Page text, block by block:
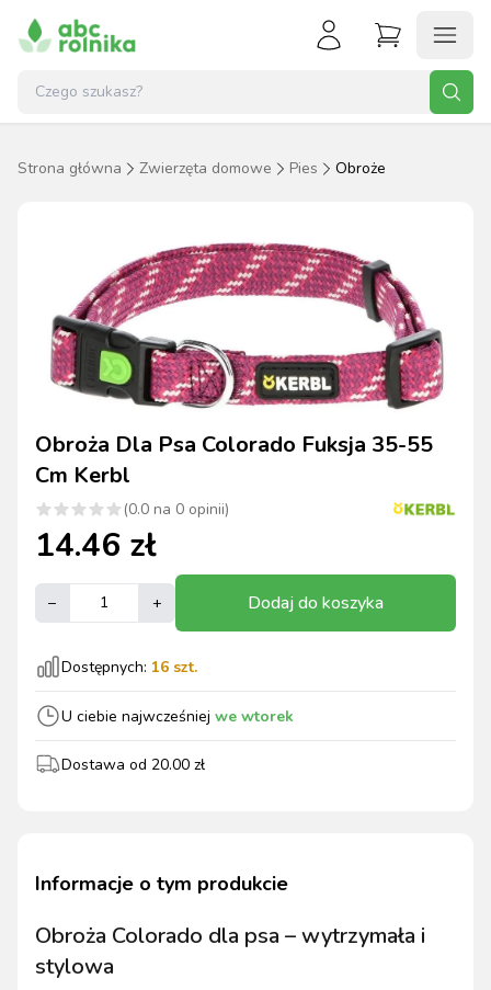
Strona główna Zwierzęta domowe Pies Obroże
Obroża Dla Psa Colorado Fuksja 35-55
Cm Kerbl
(0.0 na 0 opinii)
14.46 zł
– + Dodaj do koszyka
Dostępnych: 16 szt.
U ciebie najwcześniej we wtorek
Dostawa od 20.00 zł
Informacje o tym produkcie
Obroża Colorado dla psa – wytrzymała i
stylowa